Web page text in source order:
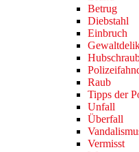
Betrug
Diebstahl
Einbruch
Raub
Tipps der
Unfall
Überfall
Vermisst